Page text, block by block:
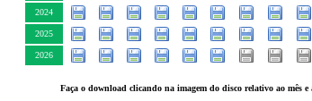
2024
2025
2026
Faça o download clicando na imagem do disco relativo ao mês e